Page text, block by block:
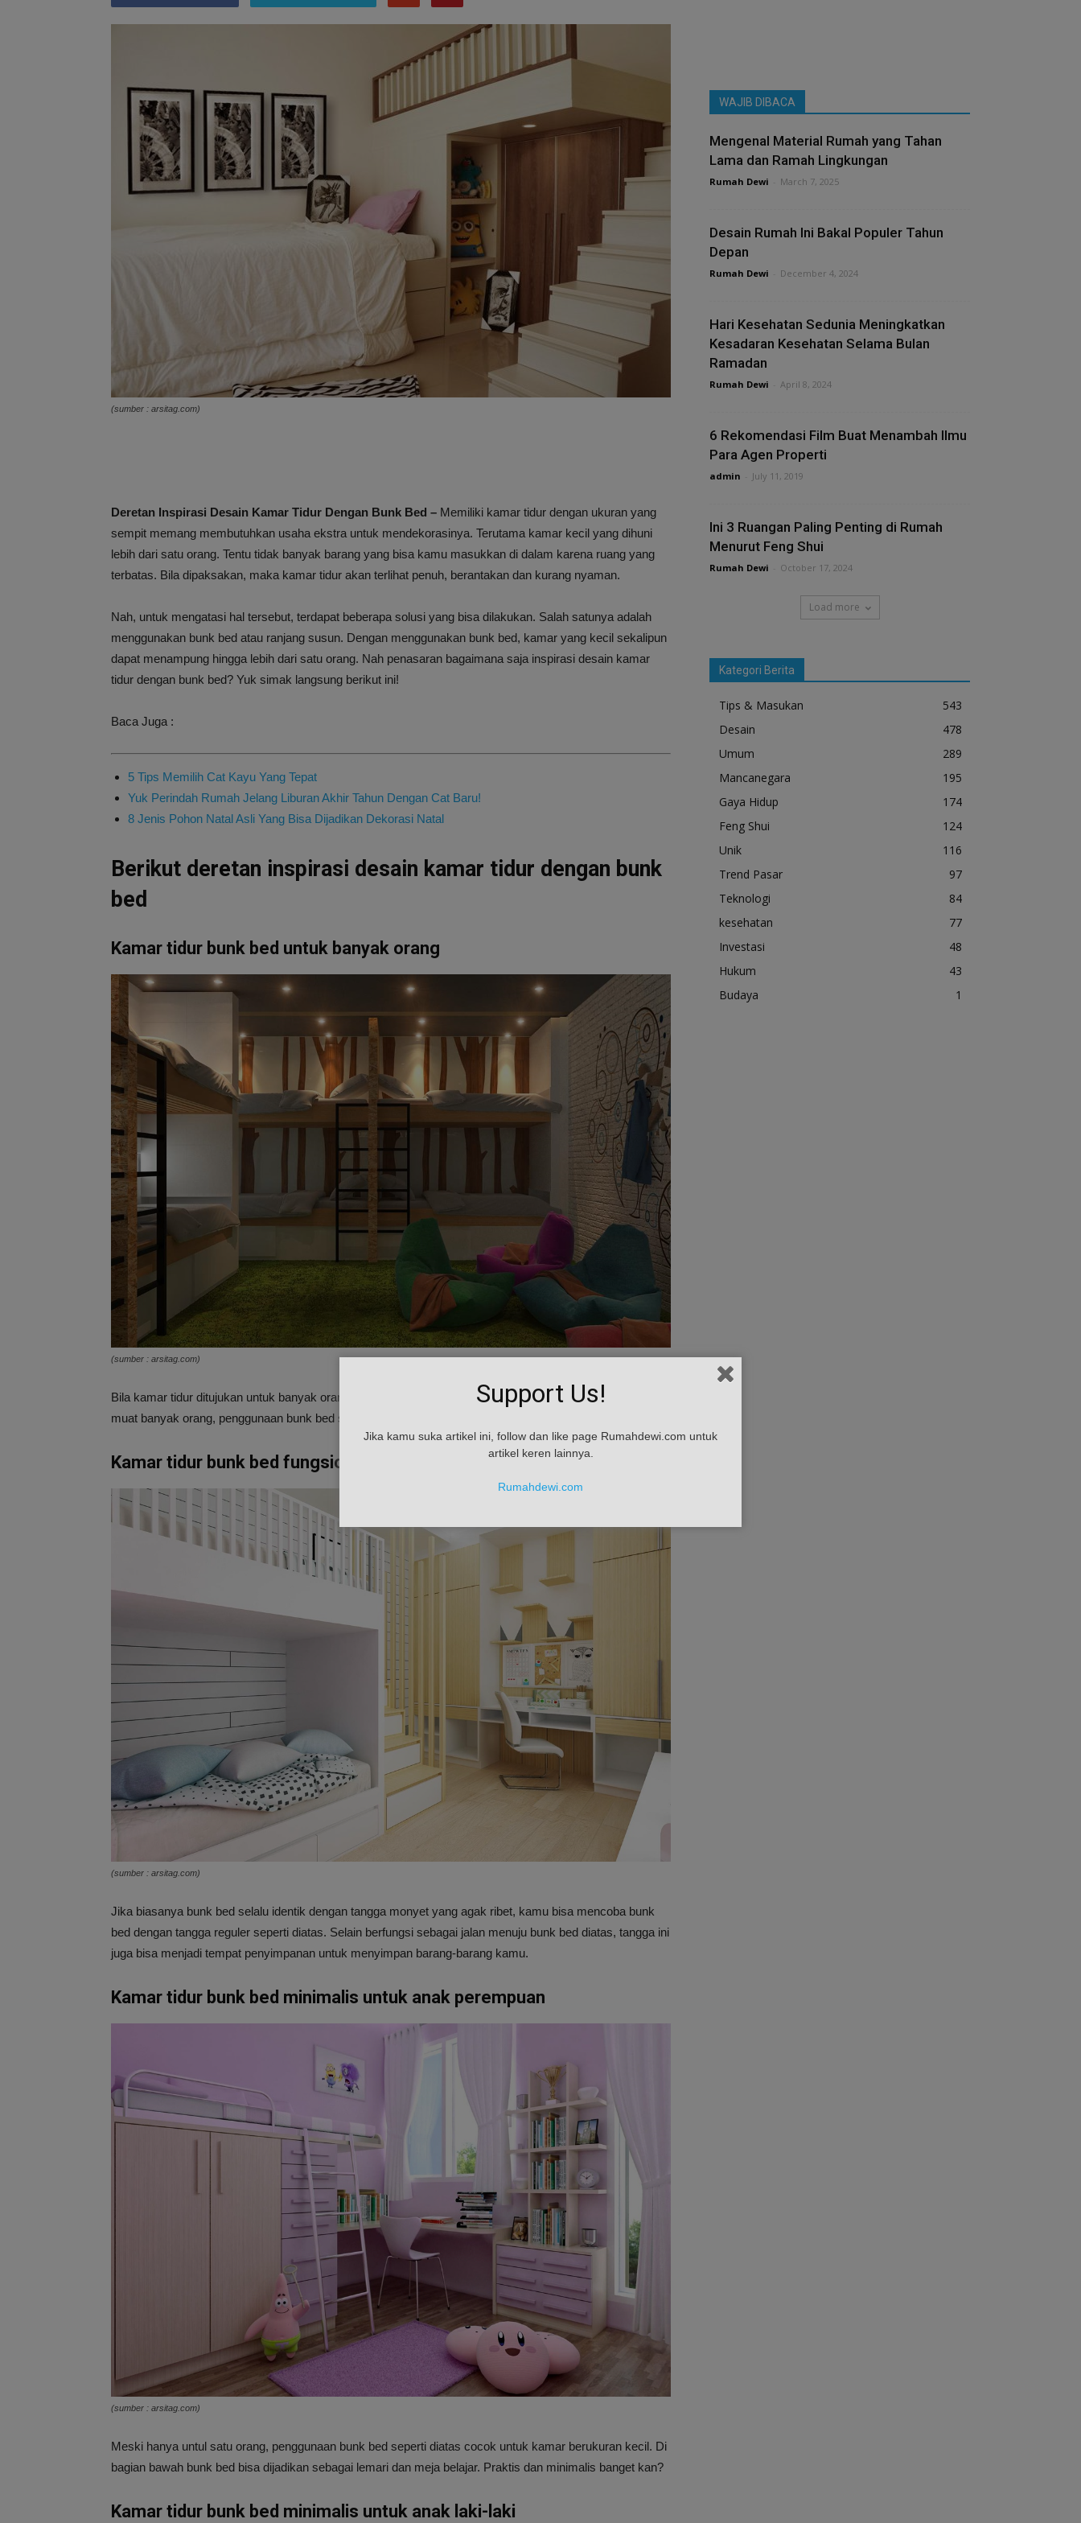
(sumber : arsitag.com)
Deretan Inspirasi Desain Kamar Tidur Dengan Bunk Bed – Memiliki kamar tidur dengan ukuran yang
sempit memang membutuhkan usaha ekstra untuk mendekorasinya. Terutama kamar kecil yang dihuni
lebih dari satu orang. Tentu tidak banyak barang yang bisa kamu masukkan di dalam karena ruang yang
terbatas. Bila dipaksakan, maka kamar tidur akan terlihat penuh, berantakan dan kurang nyaman.
Nah, untuk mengatasi hal tersebut, terdapat beberapa solusi yang bisa dilakukan. Salah satunya adalah
menggunakan bunk bed atau ranjang susun. Dengan menggunakan bunk bed, kamar yang kecil sekalipun
dapat menampung hingga lebih dari satu orang. Nah penasaran bagaimana saja inspirasi desain kamar
tidur dengan bunk bed? Yuk simak langsung berikut ini!
Baca Juga :
5 Tips Memilih Cat Kayu Yang Tepat
Yuk Perindah Rumah Jelang Liburan Akhir Tahun Dengan Cat Baru!
8 Jenis Pohon Natal Asli Yang Bisa Dijadikan Dekorasi Natal
Berikut deretan inspirasi desain kamar tidur dengan bunk
bed
Kamar tidur bunk bed untuk banyak orang
(sumber : arsitag.com)
Bila kamar tidur ditujukan untuk banyak orang, bunk bed seperti diatas bisa menjadi solusi. Selain bisa
muat banyak orang, penggunaan bunk bed seperti diatas juga membuat kamar terlihat lebih rapi dan luas.
Kamar tidur bunk bed fungsional
(sumber : arsitag.com)
Jika biasanya bunk bed selalu identik dengan tangga monyet yang agak ribet, kamu bisa mencoba bunk
bed dengan tangga reguler seperti diatas. Selain berfungsi sebagai jalan menuju bunk bed diatas, tangga ini
juga bisa menjadi tempat penyimpanan untuk menyimpan barang-barang kamu.
Kamar tidur bunk bed minimalis untuk anak perempuan
(sumber : arsitag.com)
Meski hanya untul satu orang, penggunaan bunk bed seperti diatas cocok untuk kamar berukuran kecil. Di
bagian bawah bunk bed bisa dijadikan sebagai lemari dan meja belajar. Praktis dan minimalis banget kan?
Kamar tidur bunk bed minimalis untuk anak laki-laki
WAJIB DIBACA
Mengenal Material Rumah yang Tahan
Lama dan Ramah Lingkungan
Rumah Dewi March 7, 2025
Desain Rumah Ini Bakal Populer Tahun
Depan
Rumah Dewi December 4, 2024
Hari Kesehatan Sedunia Meningkatkan
Kesadaran Kesehatan Selama Bulan
Ramadan
Rumah Dewi April 8, 2024
6 Rekomendasi Film Buat Menambah Ilmu
Para Agen Properti
admin July 11, 2019
Ini 3 Ruangan Paling Penting di Rumah
Menurut Feng Shui
Rumah Dewi October 17, 2024
Load more
Kategori Berita
Tips & Masukan
543
Desain
478
Umum
289
Mancanegara
195
Gaya Hidup
174
Feng Shui
124
Unik
116
Trend Pasar
97
Teknologi
84
kesehatan
77
Investasi
48
Hukum
43
Budaya
1
Support Us!
Jika kamu suka artikel ini, follow dan like page Rumahdewi.com untuk
artikel keren lainnya.
Rumahdewi.com